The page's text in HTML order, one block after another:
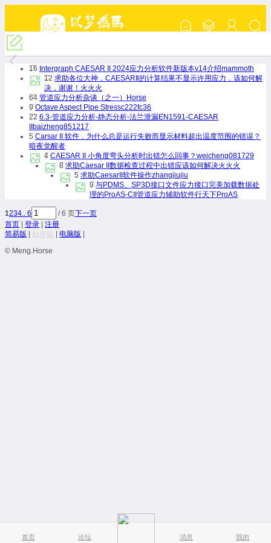
首页 论坛 消息 我的
『CaesarII交流』
16 Intergraph CAESAR II 2024应力分析软件新版本v14介绍mammoth
12 求助各位大神，CAESARⅡ的计算结果不显示许用应力，该如何解
决，谢谢！ 火火火
64 管道应力分析杂谈（之一）
Horse
9 Octave Aspect Pipe Stressc222fc36
22 6.3-管道应力分析-静态分析-法兰泄漏EN1591-CAESAR
baizheng851217
5 Carsar II 软件，为什么总是运行失败而显示材料超出温度范围的错误？
暗夜觉醒者
4 CAESAR II 小角度弯头分析时出错怎么回事？ weicheng081729
8 求助Caesar II数据检查过程中出错应该如何解决火火火
5 求助CaesarII软件操作zhangjiujiu
9 与PDMS、SP3D接口文件应力接口完美加载数据处
理的ProAS-CII管道应力辅助软件行天下ProAS
1234.. 6 / 6 页下一页
首页
登录
注册
简易版
触屏版 电脑版
© Meng.Horse